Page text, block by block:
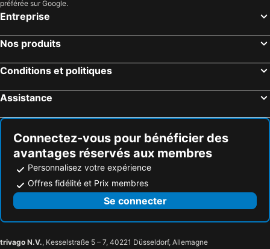
préférée sur Google.
Entreprise
Nos produits
Conditions et politiques
Assistance
Connectez-vous pour bénéficier des
avantages réservés aux membres
Personnalisez votre expérience
Offres fidélité et Prix membres
Se connecter
trivago N.V., Kesselstraße 5 – 7, 40221 Düsseldorf, Allemagne